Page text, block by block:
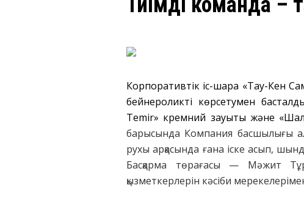
Корпоративтік іс-шара «Тау-Кен
бейнероликті көрсетумен
Temir» кремний зауыты және
барысында Компания басшылығы
рухы арқасында ғана іске асып,
Басқарма төрағасы — Мәжит
қызметкерлерін кәсіби